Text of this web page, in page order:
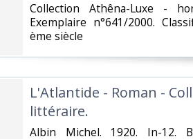
‎Collection Athêna-Luxe -
Exemplaire n°641/2000.
ème siècle‎
‎L'Atlantide - Roman -
littéraire.‎
‎Albin Michel. 1920. In-12.